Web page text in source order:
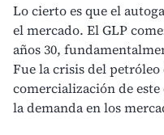
Lo cierto es que el
el mercado. El GLP
años 30,
Fue la crisis del petróleo
comercialización de
la demanda en los